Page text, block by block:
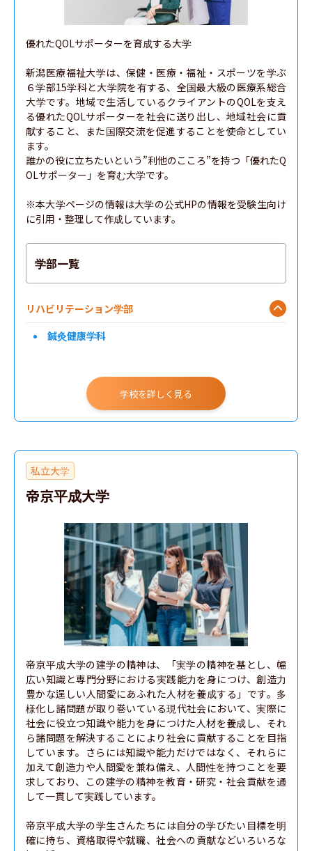
優れたQOLサポーターを育成する大学
新潟医療福祉大学は、保健・医療・福祉・スポーツを学ぶ
６学部15学科と大学院を有する、全国最大級の医療系総合
大学です。地域で生活しているクライアントのQOLを支え
る優れたQOLサポーターを社会に送り出し、地域社会に貢
献すること、また国際交流を促進することを使命としてい
ます。
誰かの役に立ちたいという”利他のこころ”を持つ「優れたQ
OLサポーター」を育む大学です。
※本大学ページの情報は大学の公式HPの情報を受験生向け
に引用・整理して作成しています。
学部一覧
リハビリテーション学部
鍼灸健康学科
学校を詳しく見る
私立大学
帝京平成大学
帝京平成大学の建学の精神は、「実学の精神を基とし、幅
広い知識と専門分野における実践能力を身につけ、創造力
豊かな逞しい人間愛にあふれた人材を養成する」です。多
様化し諸問題が取り巻いている現代社会において、実際に
社会に役立つ知識や能力を身につけた人材を養成し、それ
ら諸問題を解決することにより社会に貢献することを目指
しています。さらには知識や能力だけではなく、それらに
加えて創造力や人間愛を兼ね備え、人間性を持つことを要
求しており、この建学の精神を教育・研究・社会貢献を通
して一貫して実践しています。
帝京平成大学の学生さんたちには自分の学びたい目標を明
確に持ち、資格取得や就職、社会への貢献などいろいろな